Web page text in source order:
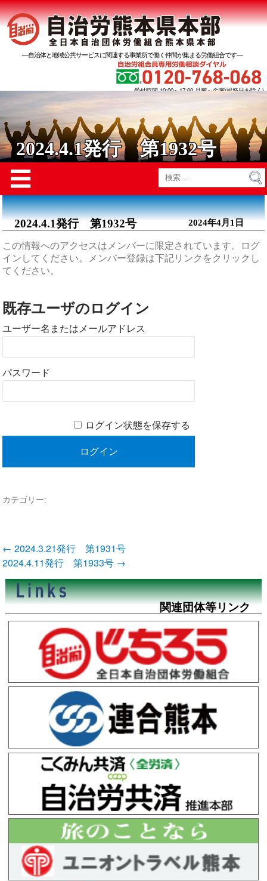
―自治体と地域公共サービスに関連する事業所で働く仲間が集まる労働組合です―
受付時間 10:00～17:00 月曜～金曜(祝祭日を除く)
2024.4.1発行 第1932号
☰
検
索:
2024.4.1発行 第1932号 2024年4月1日
この情報へのアクセスはメンバーに限定されています。ログ
インしてください。メンバー登録は下記リンクをクリックし
てください。
既存ユーザのログイン
ユーザー名またはメールアドレス
パスワード
ログイン状態を保存する
カテゴリー:
投
稿
ナ
ビ
ゲ
ー
シ
← 2024.3.21発行 第1931号
2024.4.11発行 第1933号 →
関連団体等リンク